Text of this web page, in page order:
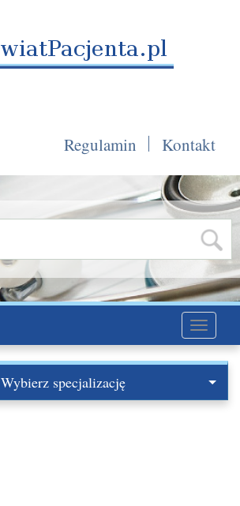
Regulamin Kontakt
Toggle
Wybierz specjalizację